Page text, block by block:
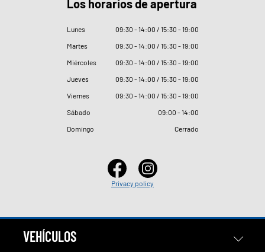
Los horarios de apertura
Lunes 09:30 - 14:00 / 15:30 - 19:00
Martes
09:30 - 14:00 / 15:30 - 19:00
Miércoles
09:30 - 14:00 / 15:30 - 19:00
Jueves
09:30 - 14:00 / 15:30 - 19:00
Viernes
09:30 - 14:00 / 15:30 - 19:00
Sábado
09:00 - 14:00
Domingo
Cerrado
Privacy policy
VEHÍCULOS